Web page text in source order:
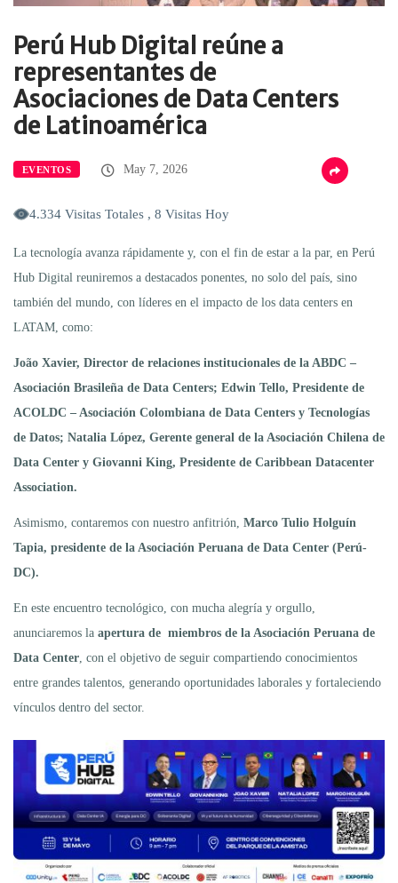
Perú Hub Digital reúne a
representantes de
Asociaciones de Data Centers
de Latinoamérica
EVENTOS May 7, 2026
4.334 Visitas Totales , 8 Visitas Hoy
La tecnología avanza rápidamente y, con el fin de estar a la par, en Perú
Hub Digital reuniremos a destacados ponentes, no solo del país, sino
también del mundo, con líderes en el impacto de los data centers en
LATAM, como:
João Xavier, Director de relaciones institucionales de la ABDC –
Asociación Brasileña de Data Centers; Edwin Tello, Presidente de
ACOLDC – Asociación Colombiana de Data Centers y Tecnologías
de Datos; Natalia López, Gerente general de la Asociación Chilena de
Data Center y Giovanni King, Presidente de Caribbean Datacenter
Association.
Asimismo, contaremos con nuestro anfitrión, Marco Tulio Holguín
Tapia, presidente de la Asociación Peruana de Data Center (Perú-
DC).
En este encuentro tecnológico, con mucha alegría y orgullo,
anunciaremos la apertura de miembros de la Asociación Peruana de
Data Center , con el objetivo de seguir compartiendo conocimientos
entre grandes talentos, generando oportunidades laborales y fortaleciendo
vínculos dentro del sector.